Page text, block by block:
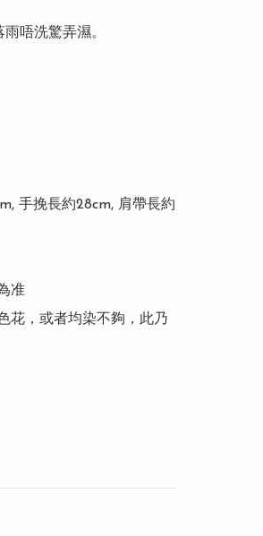
唔洗驚弄濕。
手挽長約28cm, 肩帶長約
准
花，或者均染不夠，此乃